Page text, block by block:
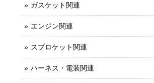
ガスケット関連
エンジン関連
スプロケット関連
ハーネス・電装関連